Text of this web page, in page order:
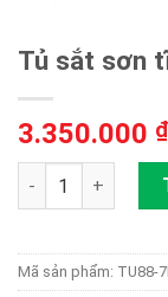
Tủ sắt sơn
3.350.000 ₫
Tủ sắt sơn tĩnh
Mã sản phẩm: TU88-